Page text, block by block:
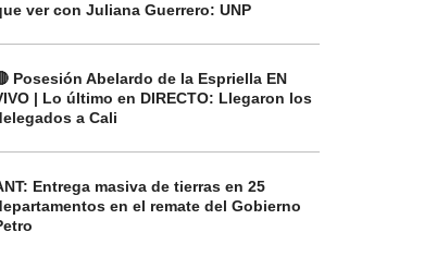
ver con Juliana Guerrero: UNP
Posesión Abelardo de la Espriella EN
| Lo último en DIRECTO: Llegaron los
a Cali
Entrega masiva de tierras en 25
en el remate del Gobierno